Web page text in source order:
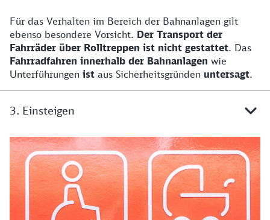
Für das Verhalten im Bereich der Bahnanlagen gilt
ebenso besondere Vorsicht. Der Transport der
Fahrräder über Rolltreppen ist nicht gestattet. Das
Fahrradfahren innerhalb der Bahnanlagen wie
Unterführungen ist aus Sicherheitsgründen untersagt.
3. Einsteigen